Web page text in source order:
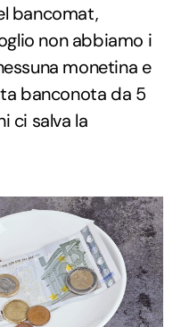
bancomat,
non abbiamo i
monetina e
banconota da 5
ci salva la